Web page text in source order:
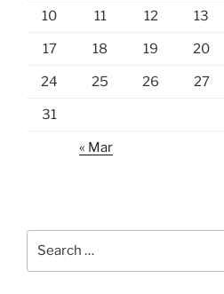
10 11 12 13
17 18 19 20
24 25 26 27
31
« Mar